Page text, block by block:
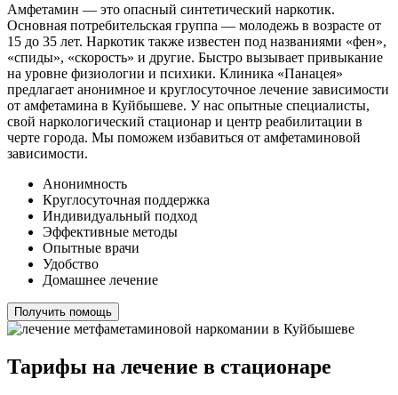
Амфетамин — это опасный синтетический наркотик.
Основная потребительская группа — молодежь в возрасте от
15 до 35 лет. Наркотик также известен под названиями «фен»,
«спиды», «скорость» и другие. Быстро вызывает привыкание
на уровне физиологии и психики. Клиника «Панацея»
предлагает анонимное и круглосуточное лечение зависимости
от амфетамина в Куйбышеве. У нас опытные специалисты,
свой наркологический стационар и центр реабилитации в
черте города. Мы поможем избавиться от амфетаминовой
зависимости.
Анонимность
Круглосуточная поддержка
Индивидуальный подход
Эффективные методы
Опытные врачи
Удобство
Домашнее лечение
Получить помощь
Тарифы на лечение в стационаре